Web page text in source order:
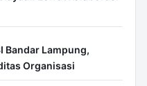
Bandar Lampung,
Organisasi